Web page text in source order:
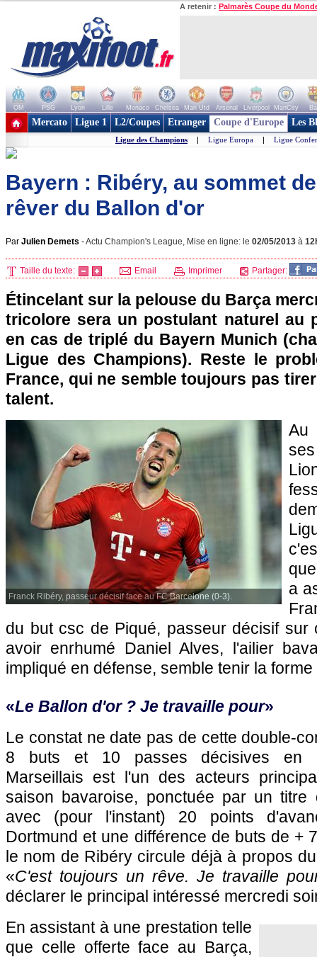
A retenir : Palmarès Coupe du
OM PSG Lyon Lille Monaco Chelsea Man Utd Arsenal Liverpool ManCity
+ de clubs
Mercato Ligue 1 L2/Coupes Etranger Coupe d'Europe Les
Ligue des Champions | Ligue Europa | Ligue
Bayern : Ribéry, au sommet
rêver du Ballon d'or
Par Julien Demets -Actu Champion's League, Mise en ligne: le 02/05/2013 à
Taille du texte: Email Imprimer Partager:
Étincelant sur la pelouse du Barça
tricolore sera un postulant naturel au
en cas de triplé du Bayern Munich
Ligue des Champions). Reste le
France, qui ne semble toujours pas
talent.
Franck Ribéry, passeur décisif face au FC Barcelone (0-3).
Au
a
du but csc de Piqué, passeur décisif sur
avoir enrhumé Daniel Alves, l'ailier
impliqué en défense, semble tenir la
«Le Ballon d'or ? Je travaille pour»
Le constat ne date pas de cette double-
8 buts et 10 passes décisives en
Marseillais est l'un des acteurs
saison bavaroise, ponctuée par un titre
avec (pour l'instant) 20 points
Dortmund et une différence de buts de +
le nom de Ribéry circule déjà à propos
«C'est toujours un rêve. Je travaille
déclarer le principal intéressé mercredi
En assistant à une prestation telle
que celle offerte face au Barça,